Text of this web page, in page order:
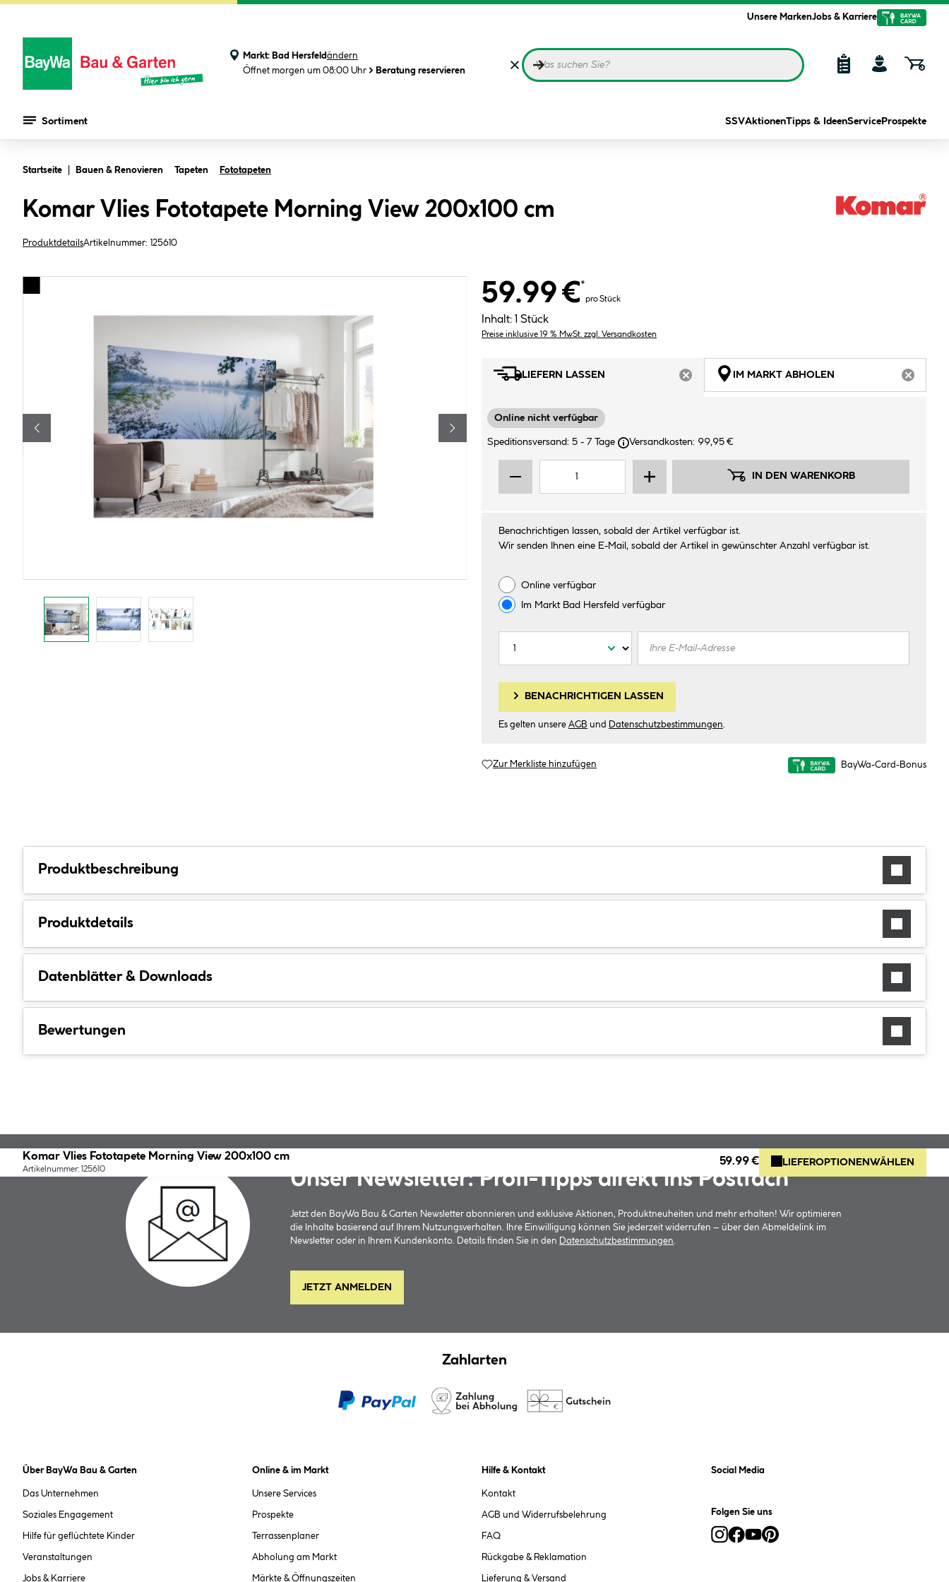
Unsere MarkenJobs & Karriere
Markt: Bad Hersfeldändern
Öffnet morgen um 08:00 Uhr
Beratung reservieren
Sortiment SSVAktionenTipps & IdeenService Prospekte
Startseite Bauen & Renovieren Tapeten Fototapeten
Komar Vlies Fototapete Morning View 200x100 cm
ProduktdetailsArtikelnummer: 125610
59.99 €*
pro Stück
Inhalt: 1 Stück
Preise inklusive 19 % MwSt. zzgl. Versandkosten
LIEFERN LASSEN
ARTIKEL NICHT VERFÜGBAR
IM MARKT ABHOLEN
Online nicht verfügbar
Speditionsversand: 5 - 7 Tage Versandkosten: 99,95 €
IN DEN WARENKORB
Benachrichtigen lassen, sobald der Artikel verfügbar ist.
Wir senden Ihnen eine E-Mail, sobald der Artikel in gewünschter Anzahl verfügbar ist.
Online verfügbar
Im Markt Bad Hersfeld verfügbar
BENACHRICHTIGEN LASSEN
Es gelten unsere AGB und Datenschutzbestimmungen
Zur Merkliste hinzufügen BayWa-Card-Bonus
Produktbeschreibung
Produktdetails
Datenblätter & Downloads
Bewertungen
Komar Vlies Fototapete Morning View 200x100 cm
Artikelnummer: 125610
59.99 € LIEFEROPTIONEN WÄHLEN
Unser Newsletter: Profi-Tipps direkt ins Postfach
Jetzt den BayWa Bau & Garten Newsletter abonnieren und exklusive Aktionen, Produktneuheiten und mehr erhalten! Wir optimieren
die Inhalte basierend auf Ihrem Nutzungsverhalten. Ihre Einwilligung können Sie jederzeit widerrufen – über den Abmeldelink im
Newsletter oder in Ihrem Kundenkonto. Details finden Sie in den
Datenschutzbestimmungen
JETZT ANMELDEN
Zahlarten
Über BayWa Bau & Garten
Das Unternehmen
Soziales Engagement
Hilfe für geflüchtete Kinder
Veranstaltungen
Jobs & Karriere
Online & im Markt
Unsere Services
Prospekte
Terrassenplaner
Abholung am Markt
Märkte & Öffnungszeiten
Hilfe & Kontakt
Kontakt
AGB und Widerrufsbelehrung
FAQ
Rückgabe & Reklamation
Lieferung & Versand
Social Media
Folgen Sie uns